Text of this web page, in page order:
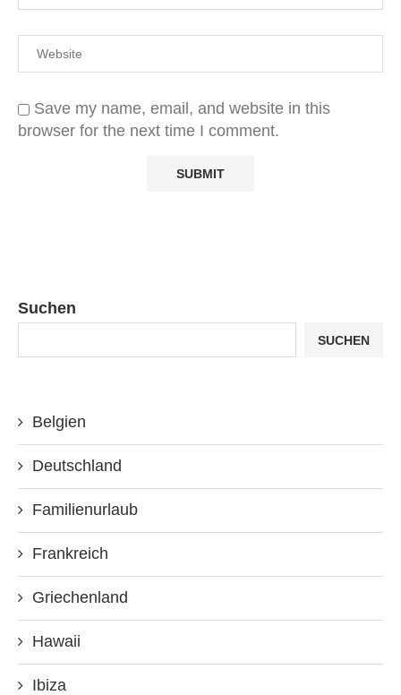
Save my name, email, and website in this
browser for the next time I comment.
Suchen
SUCHEN
Belgien
Deutschland
Familienurlaub
Frankreich
Griechenland
Hawaii
Ibiza